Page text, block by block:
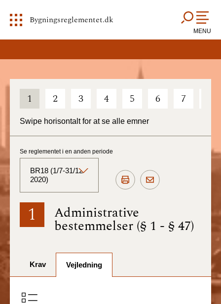
Bygningsreglementet.dk
MENU
1 2 3 4 5 6 7
Swipe horisontalt for at se alle emner
1 Administrative
bestemmelser (§ 1 - § 47)
Se reglementet i en anden periode
BR18 (1/7-31/12
2020)
BR18 (Aktuelt)
BR18 (1/7-31/12
BR18 (1/1-30/6
BR18 (1/7- 31/12
Krav Vejledning